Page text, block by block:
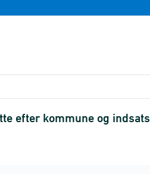
efter kommune og indsats